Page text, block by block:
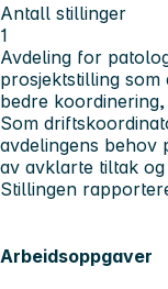
Antall stillinger
1
Avdeling for
prosjektstilling
bedre
Som
avdelingens behov
av avklarte tiltak
Stillingen
Arbeidsoppgaver